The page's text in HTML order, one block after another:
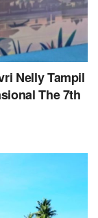
Nelly Tampil
The 7th